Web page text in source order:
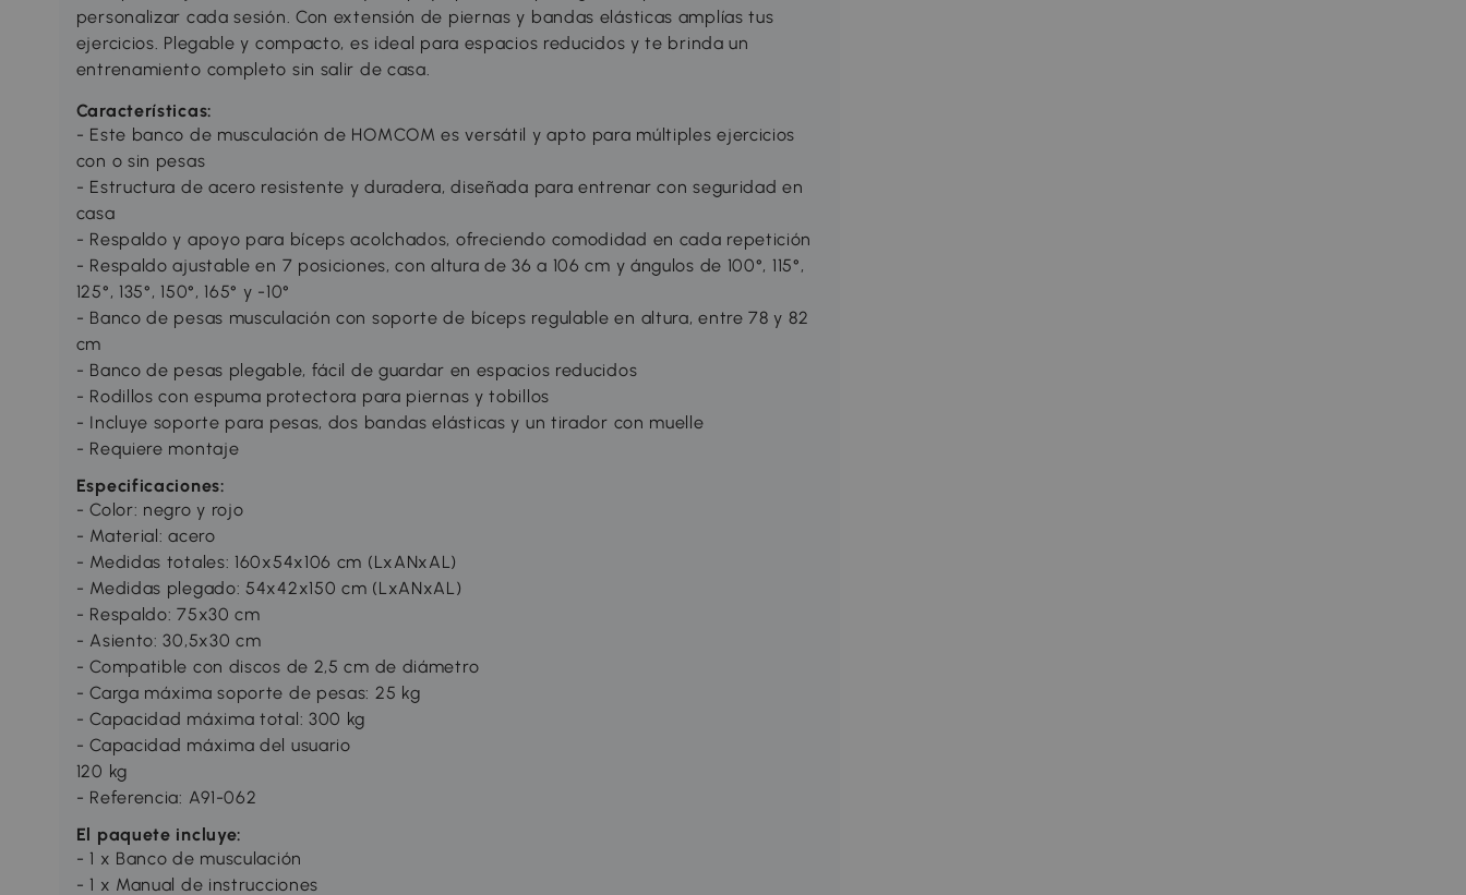
personalizar cada sesión. Con extensión de piernas y bandas elásticas amplías tus
ejercicios. Plegable y compacto, es ideal para espacios reducidos y te brinda un
entrenamiento completo sin salir de casa.
Características:
- Este banco de musculación de HOMCOM es versátil y apto para múltiples ejercicios
con o sin pesas
- Estructura de acero resistente y duradera, diseñada para entrenar con seguridad en
casa
- Respaldo y apoyo para bíceps acolchados, ofreciendo comodidad en cada repetición
- Respaldo ajustable en 7 posiciones, con altura de 36 a 106 cm y ángulos de 100°, 115°,
125°, 135°, 150°, 165° y -10°
- Banco de pesas musculación con soporte de bíceps regulable en altura, entre 78 y 82
cm
- Banco de pesas plegable, fácil de guardar en espacios reducidos
- Rodillos con espuma protectora para piernas y tobillos
- Incluye soporte para pesas, dos bandas elásticas y un tirador con muelle
- Requiere montaje
Especificaciones:
- Color: negro y rojo
- Material: acero
- Medidas totales: 160x54x106 cm (LxANxAL)
- Medidas plegado: 54x42x150 cm (LxANxAL)
- Respaldo: 75x30 cm
- Asiento: 30,5x30 cm
- Compatible con discos de 2,5 cm de diámetro
- Carga máxima soporte de pesas: 25 kg
- Capacidad máxima total: 300 kg
- Capacidad máxima del usuario
120 kg
- Referencia: A91-062
El paquete incluye:
- 1 x Banco de musculación
- 1 x Manual de instrucciones